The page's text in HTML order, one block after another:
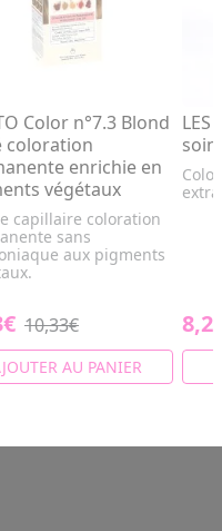
Color n°7.3 Blond
coloration
enrichie en
végétaux
capillaire coloration
sans
aux pigments
10,33€
AU PANIER
LES
soin